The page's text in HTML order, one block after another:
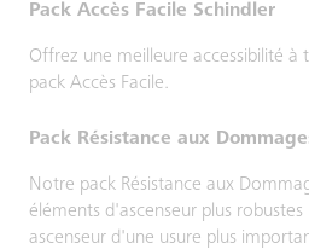
Pack Accès Facile Schindler
Offrez une meilleure accessibilité à
pack Accès Facile.
Pack Résistance aux
Notre pack Résistance aux
éléments d'ascenseur plus
ascenseur d'une usure plus